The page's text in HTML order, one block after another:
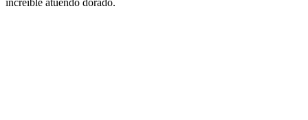
increíble atuendo dorado.